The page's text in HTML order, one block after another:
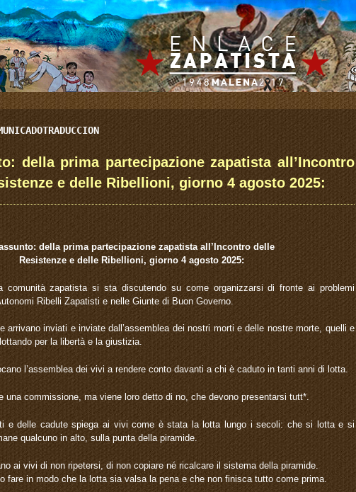
della prima partecipazione zapatista all’Incontro
e delle Ribellioni, giorno 4 agosto 2025:
della prima partecipazione zapatista all’Incontro delle
Resistenze e delle Ribellioni, giorno 4 agosto 2025:
comunità zapatista si sta discutendo su come organizzarsi di fronte ai problemi
Ribelli Zapatisti e nelle Giunte di Buon Governo.
arrivano inviati e inviate dall’assemblea dei nostri morti e delle nostre morte, quelli e
per la libertà e la giustizia.
l’assemblea dei vivi a rendere conto davanti a chi è caduto in tanti anni di lotta.
una commissione, ma viene loro detto di no, che devono presentarsi tutt*.
e delle cadute spiega ai vivi come è stata la lotta lungo i secoli: che si lotta e si
qualcuno in alto, sulla punta della piramide.
ai vivi di non ripetersi, di non copiare né ricalcare il sistema della piramide.
fare in modo che la lotta sia valsa la pena e che non finisca tutto come prima.